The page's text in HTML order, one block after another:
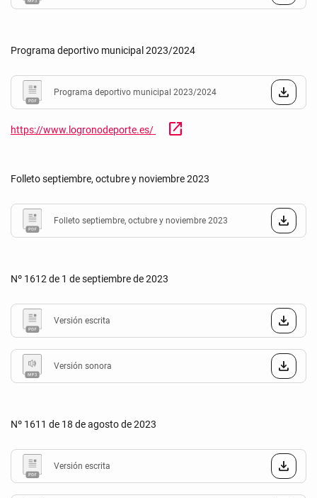
Programa deportivo municipal 2023/2024
Programa deportivo municipal 2023/2024
https://www.logronodeporte.es/ open_in_new
Folleto septiembre, octubre y noviembre 2023
Folleto septiembre, octubre y noviembre 2023
Nº 1612 de 1 de septiembre de 2023
Versión escrita
Versión sonora
Nº 1611 de 18 de agosto de 2023
Versión escrita